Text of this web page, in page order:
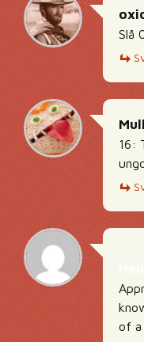
Slå
16:
of a